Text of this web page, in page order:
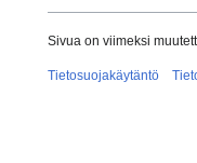
Sivua on viimeksi
Tietosuojakäytäntö